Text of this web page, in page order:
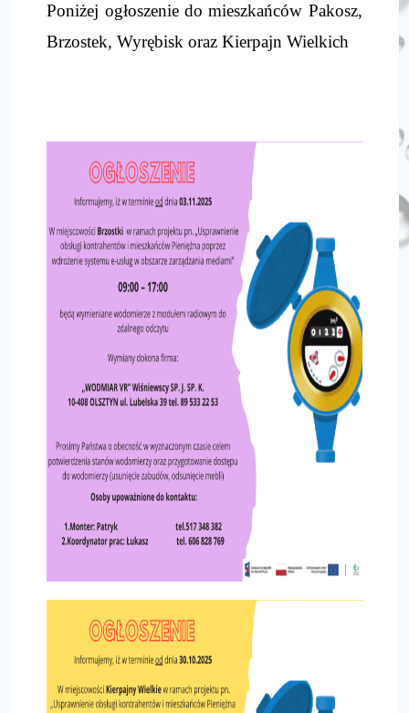
Poniżej ogłoszenie do mieszkańców Pakosz,
Brzostek, Wyrębisk oraz Kierpajn Wielkich